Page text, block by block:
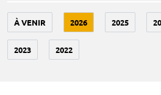
À VENIR 2026 2025
2023 2022